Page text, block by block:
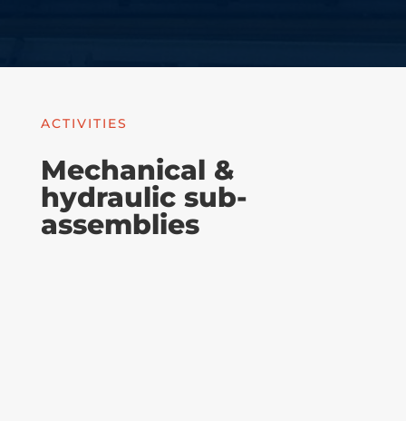
ACTIVITIES
Mechanical &
hydraulic sub-
assemblies